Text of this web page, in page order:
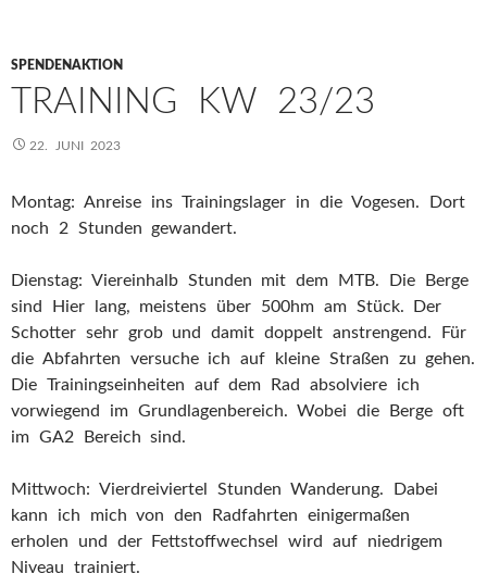
SPENDENAKTION
TRAINING KW 23/23
22. JUNI 2023
Montag: Anreise ins Trainingslager in die Vogesen. Dort
noch 2 Stunden gewandert.
Dienstag: Viereinhalb Stunden mit dem MTB. Die Berge
sind Hier lang, meistens über 500hm am Stück. Der
Schotter sehr grob und damit doppelt anstrengend. Für
die Abfahrten versuche ich auf kleine Straßen zu gehen.
Die Trainingseinheiten auf dem Rad absolviere ich
vorwiegend im Grundlagenbereich. Wobei die Berge oft
im GA2 Bereich sind.
Mittwoch: Vierdreiviertel Stunden Wanderung. Dabei
kann ich mich von den Radfahrten einigermaßen
erholen und der Fettstoffwechsel wird auf niedrigem
Niveau trainiert.